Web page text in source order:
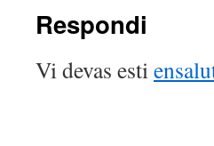
Respondi
Vi devas esti